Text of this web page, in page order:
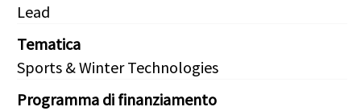
Lead
Tematica
Sports & Winter Technologies
Programma di finanziamento